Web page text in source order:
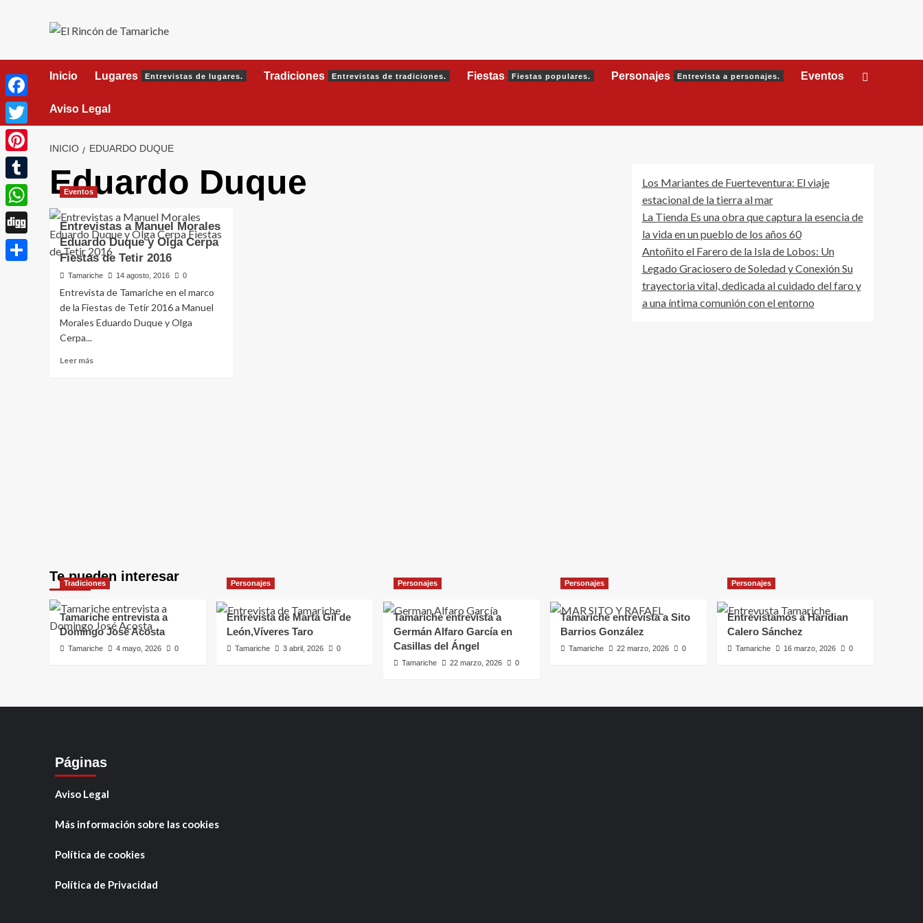
Inicio Lugares Entrevistas de lugares. Tradiciones Entrevistas de tradiciones. Fiestas Fiestas populares. Personajes Entrevista a personajes. Eventos
Aviso Legal
INICIO EDUARDO DUQUE
Eduardo Duque
Eventos
Entrevistas a Manuel Morales
Eduardo Duque y Olga Cerpa
Fiestas de Tetir 2016
Tamariche 14 agosto, 2016 0
Entrevista de Tamariche en el marco
de la Fiestas de Tetir 2016 a Manuel
Morales Eduardo Duque y Olga
Cerpa...
Leer más
Los Mariantes de Fuerteventura: El viaje
estacional de la tierra al mar
La Tienda Es una obra que captura la esencia de
la vida en un pueblo de los años 60
Antoñito el Farero de la Isla de Lobos: Un
Legado Graciosero de Soledad y Conexión Su
trayectoria vital, dedicada al cuidado del faro y
a una íntima comunión con el entorno
Te pueden interesar
Tradiciones
Tamariche entrevista a
Domingo José Acosta
Tamariche 4 mayo, 2026 0
Personajes
Entrevista de Marta Gil de
León,Víveres Taro
Tamariche 3 abril, 2026 0
Personajes
Tamariche entrevista a
Germán Alfaro García en
Casillas del Ángel
Tamariche 22 marzo, 2026 0
Personajes
Tamariche entrevista a Sito
Barrios González
Tamariche 22 marzo, 2026 0
Personajes
Entrevistamos a Haridian
Calero Sánchez
Tamariche 16 marzo, 2026 0
Páginas
Aviso Legal
Más información sobre las cookies
Política de cookies
Política de Privacidad
Facebook
Twitter
Pinterest
Tumblr
WhatsApp
Digg